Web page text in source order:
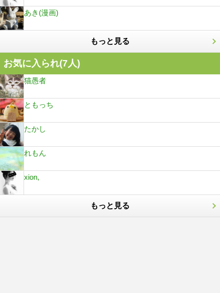
あき(漫画)
もっと見る
お気に入られ(7人)
猫愚者
ともっち
たかし
れもん
xion,
もっと見る